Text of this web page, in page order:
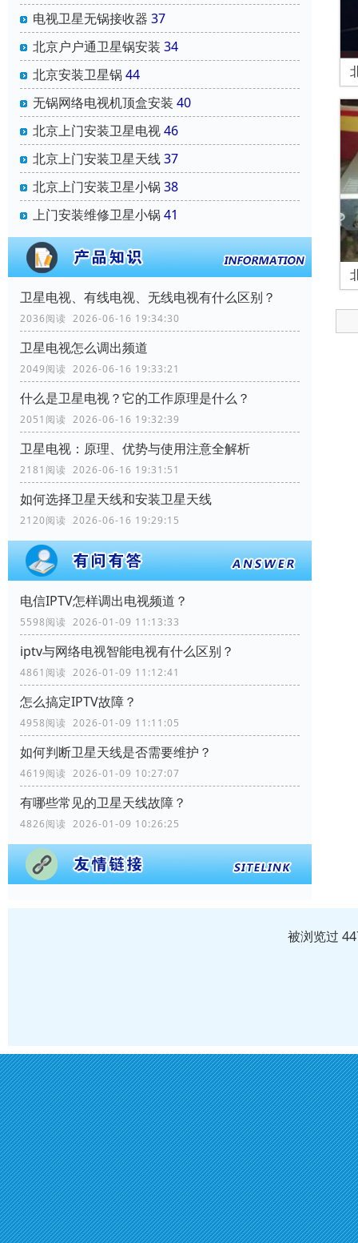
电视卫星无锅接收器 37
北京户户通卫星锅安装 34
北京安装卫星锅 44
无锅网络电视机顶盒安装 40
北京上门安装卫星电视46
北京上门安装卫星天线37
北京上门安装卫星小锅 38
上门安装维修卫星小锅 41
卫星电视、有线电视、无线电视有什么区别？
2036阅读 2026-06-16 19:34:30
卫星电视怎么调出频道
2049阅读 2026-06-16 19:33:21
什么是卫星电视？它的工作原理是什么？
2051阅读 2026-06-16 19:32:39
卫星电视：原理、优势与使用注意全解析
2181阅读 2026-06-16 19:31:51
如何选择卫星天线和安装卫星天线
2120阅读 2026-06-16 19:29:15
电信IPTV怎样调出电视频道？
5598阅读 2026-01-09 11:13:33
iptv与网络电视智能电视有什么区别？
4861阅读 2026-01-09 11:12:41
怎么搞定IPTV故障？
4958阅读 2026-01-09 11:11:05
如何判断卫星天线是否需要维护？
4619阅读 2026-01-09 10:27:07
有哪些常见的卫星天线故障？
4826阅读 2026-01-09 10:26:25
被浏览过